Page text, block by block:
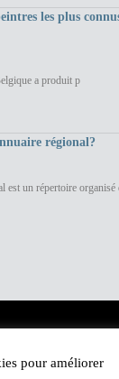
les plus
a produit p
régional?
est un répertoire organisé
Inscription
pour améliorer